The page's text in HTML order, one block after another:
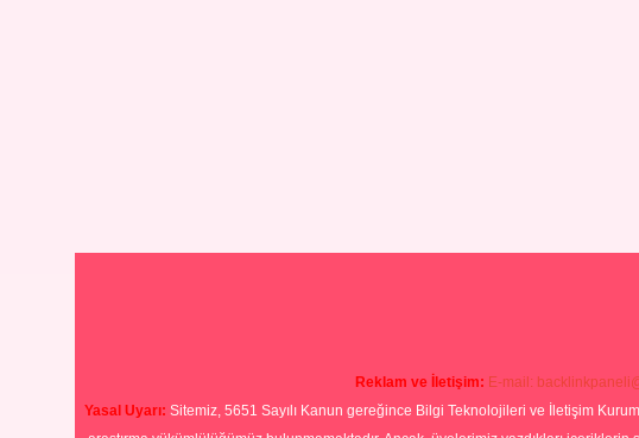
Reklam ve İletişim: E-mail:
Yasal Uyarı: Sitemiz, 5651 Sayılı Kanun gereğince Bilgi Teknolojileri ve İletişim